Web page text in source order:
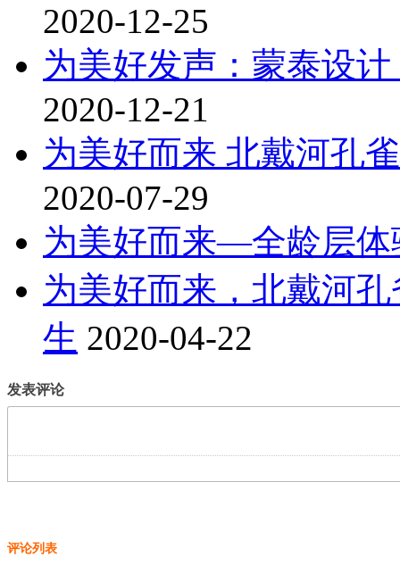
2020-12-25
为美好发声：蒙泰设
2020-12-21
为美好而来 北戴河孔
2020-07-29
为美好而来—全龄层体
为美好而来，北戴河
生 2020-04-22
发表评论
评论列表